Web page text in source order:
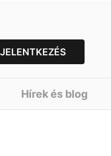
Hírek és blog